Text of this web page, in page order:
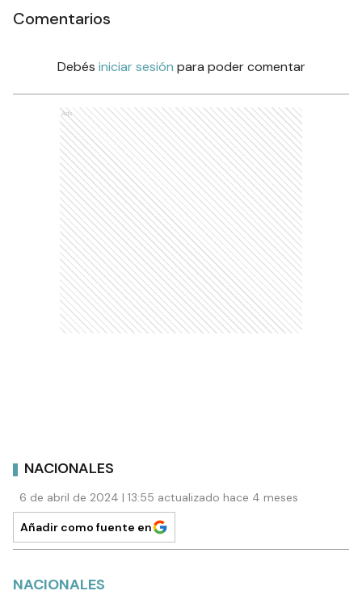
Comentarios
Debés iniciar sesión para poder comentar
Ads
NACIONALES
6 de abril de 2024 | 13:55 actualizado hace 4 meses
Añadir como fuente en
NACIONALES